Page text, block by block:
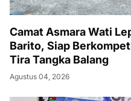
Camat Asmara Wati
Barito, Siap
Tira Tangka Balang
Agustus 04, 2026